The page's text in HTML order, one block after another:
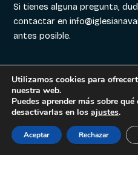
Si tienes alguna pregunta,
contactar en
antes posible.
Aviso legal|
Cookies|Política de
Utilizamos cookies para
nuestra web.
Puedes aprender más sobre
desactivarlas en los ajustes.
Aceptar Rechazar